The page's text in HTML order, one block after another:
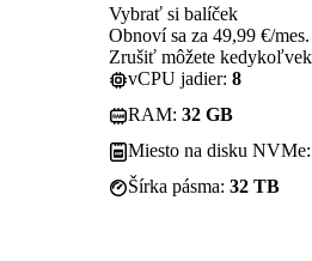
Vybrať si balíček
Obnoví sa za 49,99 €/
Zrušiť môžete
vCPU jadier: 8
RAM: 32 GB
Miesto na disku NVMe:
Šírka pásma: 32 TB